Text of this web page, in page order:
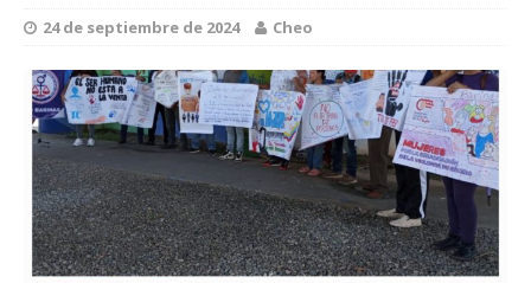
24 de septiembre de 2024 Cheo